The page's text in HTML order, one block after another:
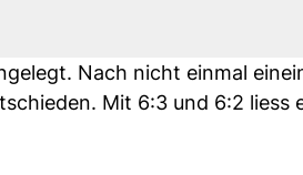
Nach nicht einmal
Mit 6:3 und 6:2 liess